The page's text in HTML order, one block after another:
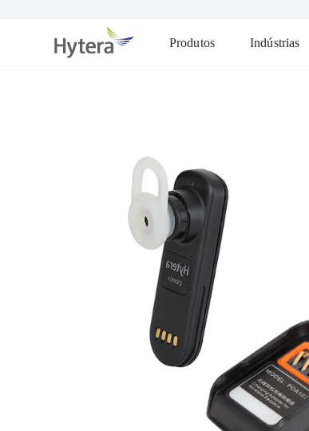
Produtos Indústrias